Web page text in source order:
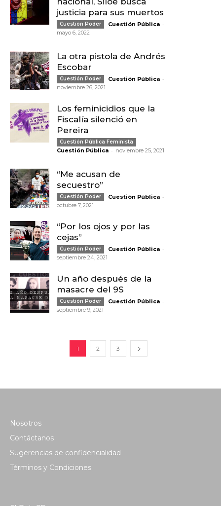
justicia para sus muertos
Cuestión Poder Cuestión Pública -
mayo 6, 2022
La otra pistola de Andrés
Escobar
Cuestión Poder Cuestión Pública -
noviembre 26, 2021
Los feminicidios que la
Fiscalía silenció en
Pereira
Cuestión Pública Feminista
Cuestión Pública - noviembre 25, 2021
“Me acusan de
secuestro”
Cuestión Poder Cuestión Pública -
octubre 7, 2021
“Por los ojos y por las
cejas”
Cuestión Poder Cuestión Pública -
septiembre 24, 2021
Un año después de la
masacre del 9S
Cuestión Poder Cuestión Pública -
septiembre 9, 2021
1 2 3
Nosotros
Contáctanos
Sugerencias de confidencialidad
Términos y Condiciones